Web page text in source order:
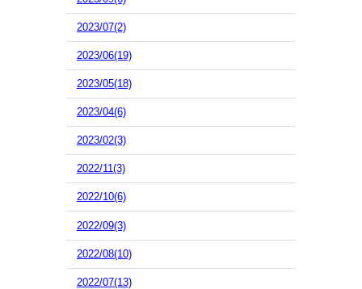
2023/07(2)
2023/06(19)
2023/05(18)
2023/04(6)
2023/02(3)
2022/11(3)
2022/10(6)
2022/09(3)
2022/08(10)
2022/07(13)